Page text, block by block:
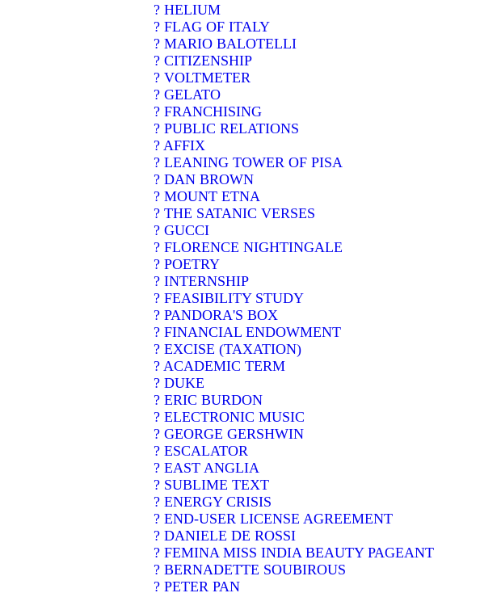
? HELIUM
? FLAG OF ITALY
? MARIO BALOTELLI
? CITIZENSHIP
? VOLTMETER
? GELATO
? FRANCHISING
? PUBLIC RELATIONS
? AFFIX
? LEANING TOWER OF PISA
? DAN BROWN
? MOUNT ETNA
? THE SATANIC VERSES
? GUCCI
? FLORENCE NIGHTINGALE
? POETRY
? INTERNSHIP
? FEASIBILITY STUDY
? PANDORA'S BOX
? FINANCIAL ENDOWMENT
? EXCISE (TAXATION)
? ACADEMIC TERM
? DUKE
? ERIC BURDON
? ELECTRONIC MUSIC
? GEORGE GERSHWIN
? ESCALATOR
? EAST ANGLIA
? SUBLIME TEXT
? ENERGY CRISIS
? END-USER LICENSE AGREEMENT
? DANIELE DE ROSSI
? FEMINA MISS INDIA BEAUTY PAGEANT
? BERNADETTE SOUBIROUS
? PETER PAN